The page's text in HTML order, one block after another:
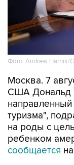
Фото: Andrew Harnik/
Москва. 7
США Дональд
направленный
туризма",
на роды с
ребенком
сообщается